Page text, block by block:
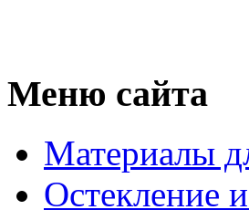
Меню сайта
Материалы
Остекление